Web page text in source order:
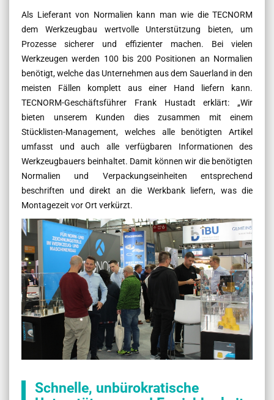
Als Lieferant von Normalien kann man wie die TECNORM
dem Werkzeugbau wertvolle Unterstützung bieten, um
Prozesse sicherer und effizienter machen. Bei vielen
Werkzeugen werden 100 bis 200 Positionen an Normalien
benötigt, welche das Unternehmen aus dem Sauerland in den
meisten Fällen komplett aus einer Hand liefern kann.
TECNORM-Geschäftsführer Frank Hustadt erklärt: „Wir
bieten unserem Kunden dies zusammen mit einem
Stücklisten-Management, welches alle benötigten Artikel
umfasst und auch alle verfügbaren Informationen des
Werkzeugbauers beinhaltet. Damit können wir die benötigten
Normalien und Verpackungseinheiten entsprechend
beschriften und direkt an die Werkbank liefern, was die
Montagezeit vor Ort verkürzt.
Schnelle, unbürokratische